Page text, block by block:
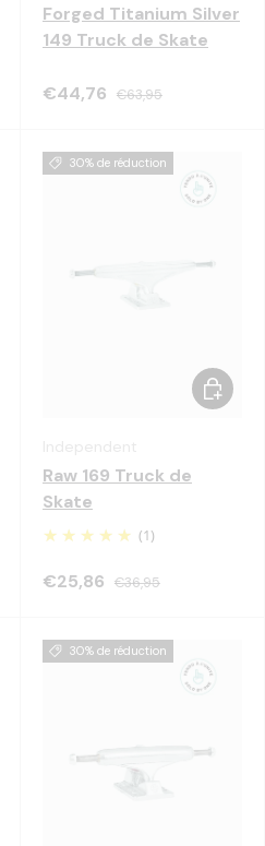
Forged Titanium Silver
149 Truck de Skate
€44,76 €63,95
les options
30% de réduction
Raw 169 Truck de
Skate
(1)
€25,86 €36,95
Choisir
30% de réduction